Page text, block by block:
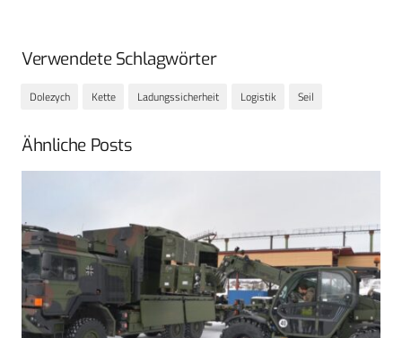
Verwendete Schlagwörter
Dolezych Kette Ladungssicherheit Logistik Seil
Ähnliche Posts